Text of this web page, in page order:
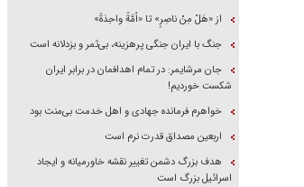
از «هَلْ مِنْ ناصِرٍ» تا «اُمَّةً واحِدَةً»
جنگ با ایران جنگی پرهزینه، بی‌ثمر و بزدلانه است
جان مرشایمر: در تمام اهدافمان در برابر ایران
شکست خوردیم!
خواهرم فرمانده جهادی و اهل خدمت بی‌منت بود
اربعین مصداق قدرت نرم است
هدف بزرگ دشمن تغییر نقشه خاورمیانه و ایجاد
اسرائیل بزرگ است